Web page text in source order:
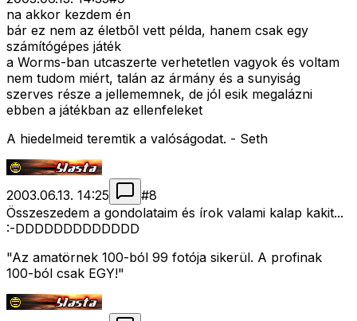
na akkor kezdem én
bár ez nem az életbõl vett példa, hanem csak egy
számítógépes játék
a Worms-ban utcaszerte verhetetlen vagyok és voltam
nem tudom miért, talán az ármány és a sunyiság
szerves része a jellememnek, de jól esik megalázni
ebben a játékban az ellenfeleket
A hiedelmeid teremtik a valóságodat. - Seth
2003.06.13. 14:25 #8
Összeszedem a gondolataim és írok valami kalap kakit...
:-DDDDDDDDDDDDD
"Az amatörnek 100-ból 99 fotója sikerül. A profinak
100-ból csak EGY!"